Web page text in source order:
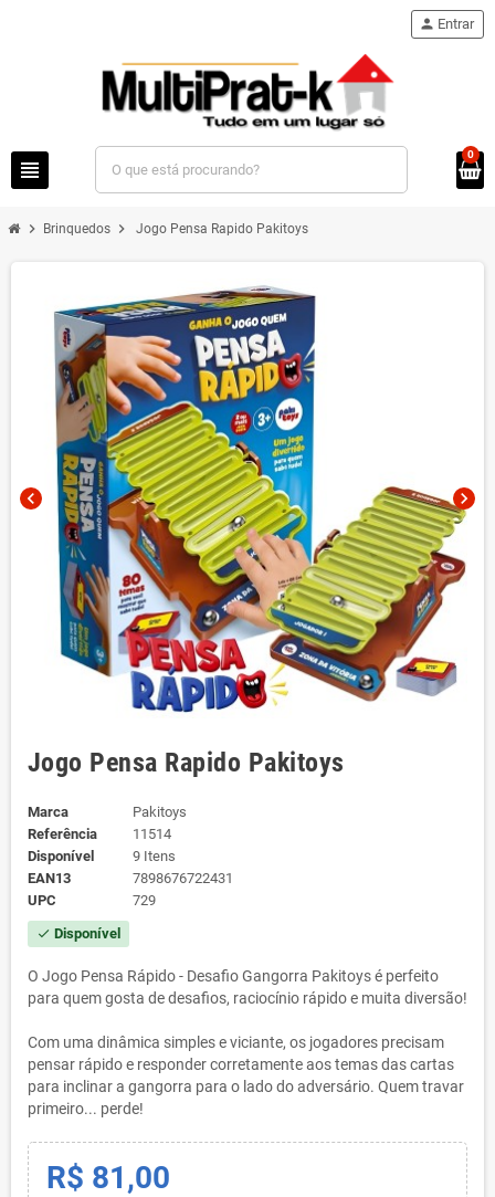
view_headline
person Entrar
0
chevron_right Brinquedos chevron_right Jogo Pensa Rapido Pakitoys
chevron_left chevron_right
Jogo Pensa Rapido Pakitoys
Marca
Pakitoys
Referência
11514
Disponível
9 Itens
EAN13
7898676722431
UPC
729
check Disponível
O Jogo Pensa Rápido - Desafio Gangorra Pakitoys é perfeito
para quem gosta de desafios, raciocínio rápido e muita diversão!
Com uma dinâmica simples e viciante, os jogadores precisam
pensar rápido e responder corretamente aos temas das cartas
para inclinar a gangorra para o lado do adversário. Quem travar
primeiro... perde!
R$ 81,00